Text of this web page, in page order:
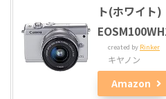
ト(ホワイト)
created by Rinker
キヤノン
Amazon